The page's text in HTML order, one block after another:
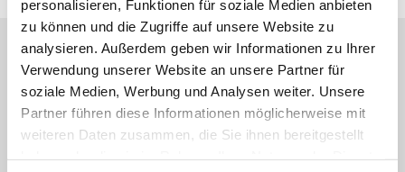
personalisieren, Funktionen für soziale Medien anbieten
zu können und die Zugriffe auf unsere Website zu
analysieren. Außerdem geben wir Informationen zu Ihrer
Verwendung unserer Website an unsere Partner für
soziale Medien, Werbung und Analysen weiter. Unsere
Partner führen diese Informationen möglicherweise mit
weiteren Daten zusammen, die Sie ihnen bereitgestellt
Impulse und Texte